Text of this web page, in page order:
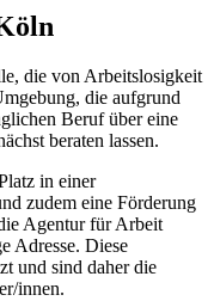
die von Arbeitslosigkeit
die aufgrund
Beruf über eine
beraten lassen.
in einer
zudem eine Förderung
Agentur für Arbeit
Adresse. Diese
und sind daher die
innen.